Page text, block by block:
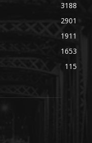
3188
2901
1911
1653
115